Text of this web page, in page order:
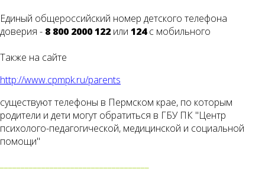
Единый общероссийский номер детского телефона
доверия - 8 800 2000 122или 124с мобильного
Также на сайте
http://www.cpmpk.ru/parents
существуют телефоны в Пермском крае, по которым
родители и дети могут обратиться в ГБУ ПК "Центр
психолого-педагогической, медицинской и социальной
помощи"